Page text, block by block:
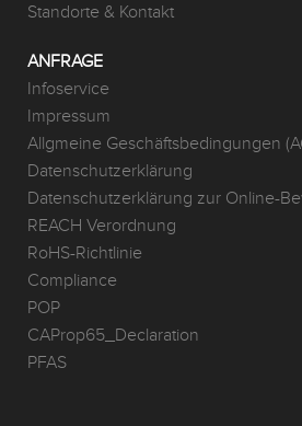
Standorte & Kontakt
ANFRAGE
Infoservice
Impressum
Allgmeine Geschäftsbedingungen
Datenschutzerklärung
Datenschutzerklärung zur Online-
REACH Verordnung
RoHS-Richtlinie
Compliance
POP
CAProp65_Declaration
PFAS